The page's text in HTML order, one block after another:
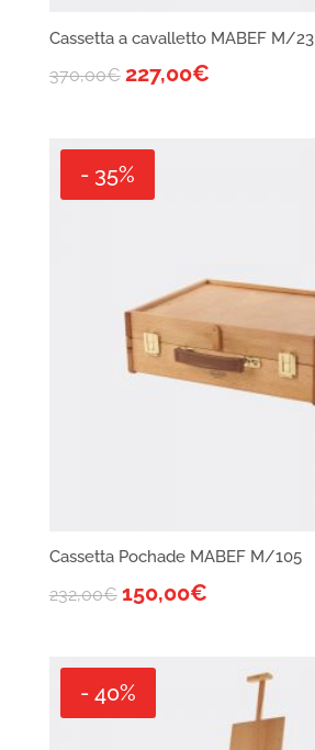
Cassetta a cavalletto MABEF M/23
370,00€ 227,00€
- 35%
Cassetta Pochade MABEF M/105
232,00€ 150,00€
- 40%